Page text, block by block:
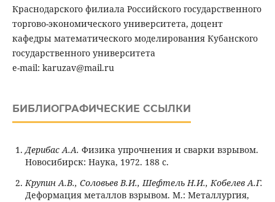
Краснодарского филиала Российского государственного
торгово-экономического университета, доцент
кафедры математического моделирования Кубанского
государственного университета
e-mail: karuzav@mail.ru
БИБЛИОГРАФИЧЕСКИЕ ССЫЛКИ
Дерибас А.А. Физика упрочнения и сварки взрывом.
Новосибирск: Наука, 1972. 188 с.
Крупин А.В., Соловьев В.И., Шефтель Н.И., Кобелев А.Г.
Деформация металлов взрывом. М.: Металлургия,